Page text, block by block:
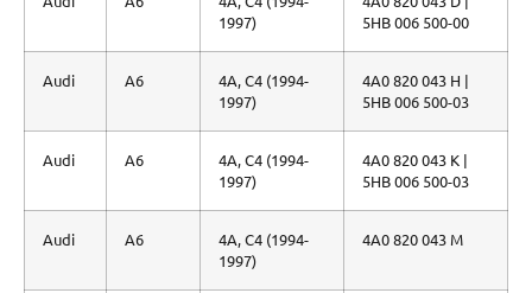
1997)
5HB 006 500-00
Audi A6
4A, C4 (1994-
1997)
4A0 820 043 H |
5HB 006 500-03
Audi A6
4A, C4 (1994-
1997)
4A0 820 043 K |
5HB 006 500-03
Audi A6
4A, C4 (1994-
1997)
4A0 820 043 M